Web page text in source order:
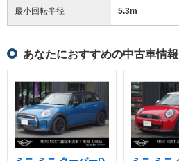
最小回転半径 5.3m
あなたにおすすめの中古車情報